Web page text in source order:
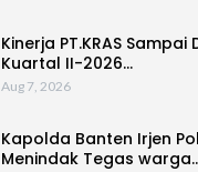
Kinerja PT.KRAS Sampai
Kuartal II-2026…
Aug 7, 2026
Kapolda Banten Irjen
Menindak Tegas